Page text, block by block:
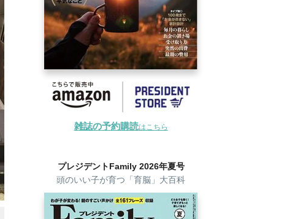
雑誌の予約購読はこちら
プレジデントFamily 2026年夏号
頭のいい子が育つ「育脳」大百科